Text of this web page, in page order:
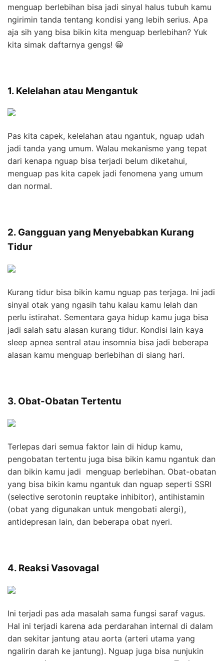
menguap berlebihan bisa jadi sinyal halus tubuh kamu
ngirimin tanda tentang kondisi yang lebih serius. Apa
aja sih yang bisa bikin kita menguap berlebihan? Yuk
kita simak daftarnya gengs! 😀
1. Kelelahan atau Mengantuk
Pas kita capek, kelelahan atau ngantuk, nguap udah
jadi tanda yang umum. Walau mekanisme yang tepat
dari kenapa nguap bisa terjadi belum diketahui,
menguap pas kita capek jadi fenomena yang umum
dan normal.
2. Gangguan yang Menyebabkan Kurang
Tidur
Kurang tidur bisa bikin kamu nguap pas terjaga. Ini jadi
sinyal otak yang ngasih tahu kalau kamu lelah dan
perlu istirahat. Sementara gaya hidup kamu juga bisa
jadi salah satu alasan kurang tidur. Kondisi lain kaya
sleep apnea sentral atau insomnia bisa jadi beberapa
alasan kamu menguap berlebihan di siang hari.
3. Obat-Obatan Tertentu
Terlepas dari semua faktor lain di hidup kamu,
pengobatan tertentu juga bisa bikin kamu ngantuk dan
dan bikin kamu jadi menguap berlebihan. Obat-obatan
yang bisa bikin kamu ngantuk dan nguap seperti SSRI
(selective serotonin reuptake inhibitor), antihistamin
(obat yang digunakan untuk mengobati alergi),
antidepresan lain, dan beberapa obat nyeri.
4. Reaksi Vasovagal
Ini terjadi pas ada masalah sama fungsi saraf vagus.
Hal ini terjadi karena ada perdarahan internal di dalam
dan sekitar jantung atau aorta (arteri utama yang
ngalirin darah ke jantung). Nguap juga bisa nunjukin